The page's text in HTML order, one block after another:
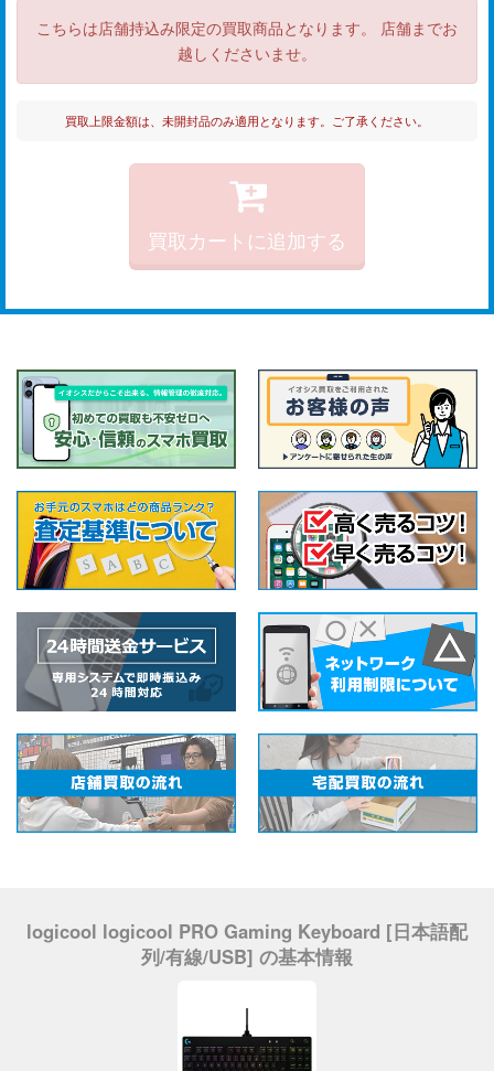
こちらは店舗持込み限定の買取商品となります。 店舗までお
越しくださいませ。
買取上限金額は、未開封品のみ適用となります。ご了承ください。
買取カートに追加する
logicool logicool PRO Gaming Keyboard [日本語配
列/有線/USB] の基本情報